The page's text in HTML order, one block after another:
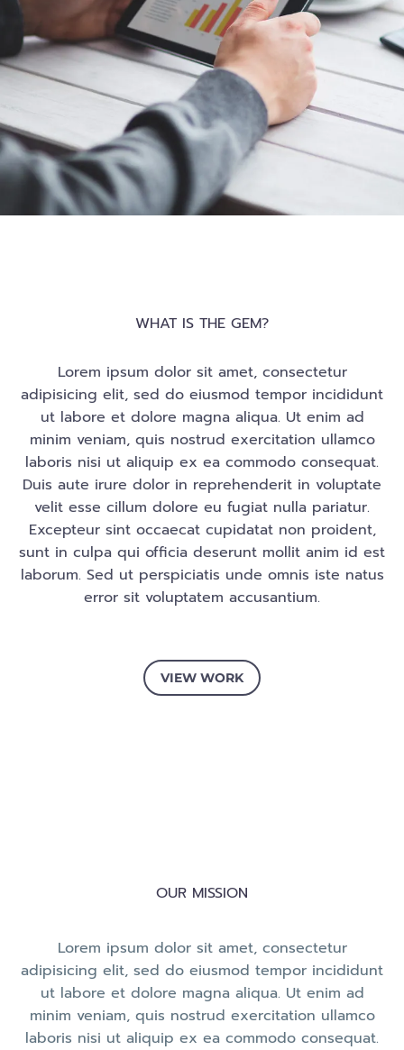
WHAT IS THE GEM?
Lorem ipsum dolor sit amet, consectetur
adipisicing elit, sed do eiusmod tempor incididunt
ut labore et dolore magna aliqua. Ut enim ad
minim veniam, quis nostrud exercitation ullamco
laboris nisi ut aliquip ex ea commodo consequat.
Duis aute irure dolor in reprehenderit in voluptate
velit esse cillum dolore eu fugiat nulla pariatur.
Excepteur sint occaecat cupidatat non proident,
sunt in culpa qui officia deserunt mollit anim id est
laborum. Sed ut perspiciatis unde omnis iste natus
error sit voluptatem accusantium.
VIEW WORK
OUR MISSION
Lorem ipsum dolor sit amet, consectetur
adipisicing elit, sed do eiusmod tempor incididunt
ut labore et dolore magna aliqua. Ut enim ad
minim veniam, quis nostrud exercitation ullamco
laboris nisi ut aliquip ex ea commodo consequat.